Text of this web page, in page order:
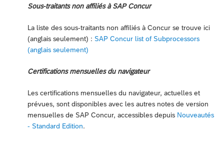
Sous-traitants non affiliés à SAP Concur
La liste des sous-traitants non affiliés à Concur se trouve ici
(anglais seulement) : SAP Concur list of Subprocessors
(anglais seulement)
Certifications mensuelles du navigateur
Les certifications mensuelles du navigateur, actuelles et
prévues, sont disponibles avec les autres notes de version
mensuelles de SAP Concur, accessibles depuis Nouveautés
- Standard Edition.